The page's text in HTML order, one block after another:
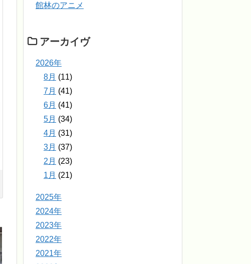
館林のアニメ
アーカイヴ
2026年
8月 (11)
7月 (41)
6月 (41)
5月 (34)
4月 (31)
3月 (37)
2月 (23)
1月 (21)
2025年
2024年
2023年
2022年
2021年